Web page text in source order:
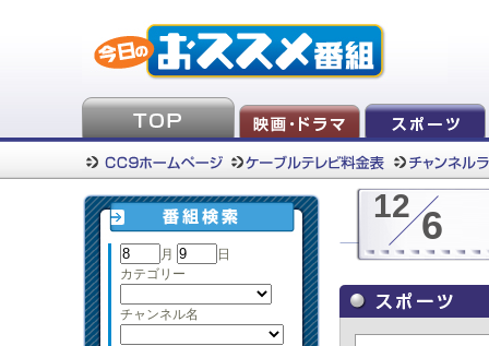
月
日
カテゴリー
チャンネル名
12 6